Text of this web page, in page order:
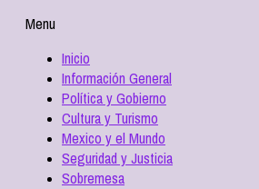
Menu
Inicio
Información General
Política y Gobierno
Cultura y Turismo
Mexico y el Mundo
Seguridad y Justicia
Sobremesa